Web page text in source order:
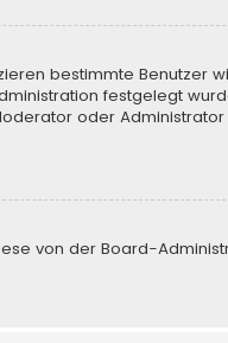
bestimmte Benutzer
festgelegt
oder
von der Board-